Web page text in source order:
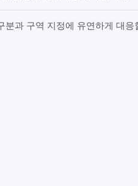
과 구역 지정에 유연하게 대응